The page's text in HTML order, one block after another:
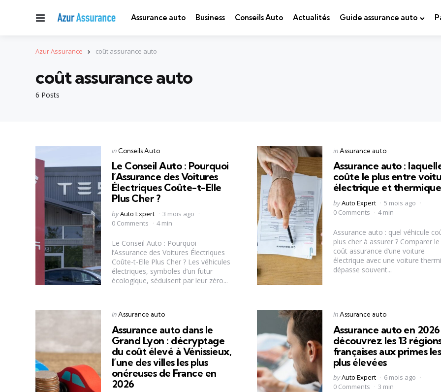
Menu Assurance auto Business Conseils Auto Actualités Guide assurance auto
Azur Assurance coût assurance auto
6 Posts
coût assurance auto
Categories
Posted
in Conseils Auto
Le Conseil Auto : Pourquoi
l’Assurance des Voitures
Électriques Coûte-t-Elle
Plus Cher ?
Posted
by
byAuto Expert
3 mois ago
0 Comments
4 min
Le Conseil Auto : Pourquoi
l’Assurance des Voitures Électriques
Coûte-t-Elle Plus Cher ? Les véhicules
électriques, symboles d’un futur
écologique, séduisent par leur zéro...
Categories
Posted
in Assurance auto
Assurance auto :
coûte le plus entre
électrique et
Posted
by
byAuto Expert
5 mois ago
0 Comments
4 min
Assurance auto : quel véhicule
plus cher à assurer ? Comparer le
coût assurance d’une voiture
électrique avec une voiture
dépasse souvent...
Categories
Posted
in Assurance auto
Assurance auto dans le
Grand Lyon : décryptage
du coût élevé à Vénissieux,
l’une des villes les plus
onéreuses de France en
2026
Categories
Posted
in Assurance auto
Assurance auto en 2026
découvrez les 13
françaises aux primes les
plus élevées
Posted
by
byAuto Expert
6 mois ago
0 Comments
3 min